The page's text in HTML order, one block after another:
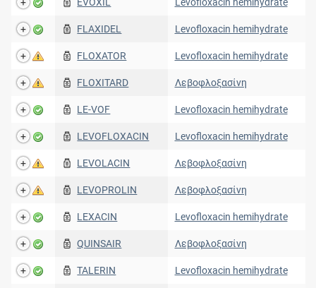
FLAXIDEL Levofloxacin hemihydrate
FLOXATOR Levofloxacin hemihydrate
FLOXITARD Λεβοφλοξασίνη
LE-VOF Levofloxacin hemihydrate
LEVOFLOXACIN Levofloxacin hemihydrate
LEVOLACIN Λεβοφλοξασίνη
LEVOPROLIN Λεβοφλοξασίνη
LEXACIN Levofloxacin hemihydrate
QUINSAIR Λεβοφλοξασίνη
TALERIN Levofloxacin hemihydrate